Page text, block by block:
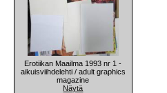
Erotiikan Maailma 1993 nr 1 -
aikuisviihdelehti / adult graphics
magazine
Näytä